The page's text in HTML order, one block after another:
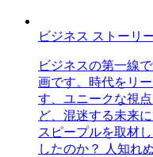
ビジネス ストーリ
ビジネスの第一線
画です。時代をリ
す、ユニークな視
ど、混迷する未来
スピープルを取材
したのか？ 人知れ